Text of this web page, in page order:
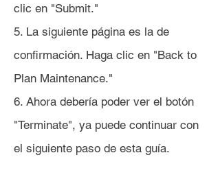
clic en "Submit."
5. La siguiente página es la de
confirmación. Haga clic en "Back to
Plan Maintenance."
6. Ahora debería poder ver el botón
"Terminate", ya puede continuar con
el siguiente paso de esta guía.